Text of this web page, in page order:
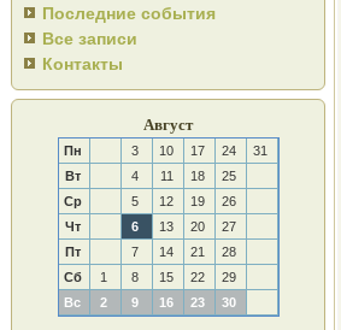
Последние события
Все записи
Контакты
Август
Пн 3 10 17 24
31
Вт
4 11 18
25
Ср
5 12 19
26
Чт
6 13 20
27
Пт
7 14 21
28
Сб
1 8 15 22
29
Вс
2 9 16 23 30